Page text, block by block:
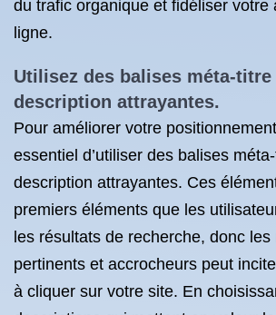
du trafic organique et fidéliser votre
ligne.
Utilisez des balises méta-titre
description attrayantes.
Pour améliorer votre
essentiel d’utiliser des balises
description attrayantes. Ces
premiers éléments que les
les résultats de recherche, donc les
pertinents et accrocheurs peut
à cliquer sur votre site. En